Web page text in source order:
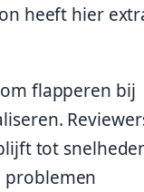
heeft hier
flapperen bij
tot
problemen